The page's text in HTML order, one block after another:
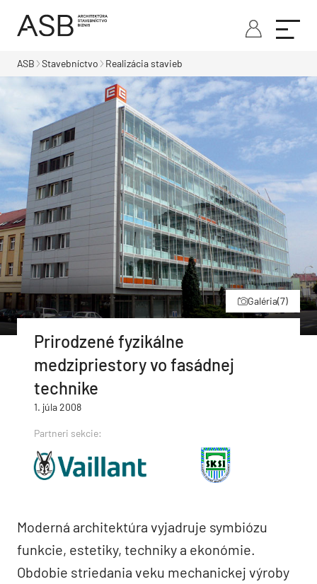
ASB Stavebníctvo Realizácia stavieb
Galéria(7)
Prirodzené fyzikálne
medzipriestory vo fasádnej
technike
1. júla 2008
Partneri sekcie:
Moderná architektúra vyjadruje symbiózu
funkcie, estetiky, techniky a ekonómie.
Obdobie striedania veku mechanickej výroby